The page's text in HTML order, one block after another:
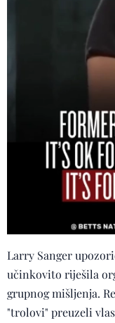
Larry Sanger
učinkovito riješila
grupnog mišljenja.
"trolovi" preuzeli